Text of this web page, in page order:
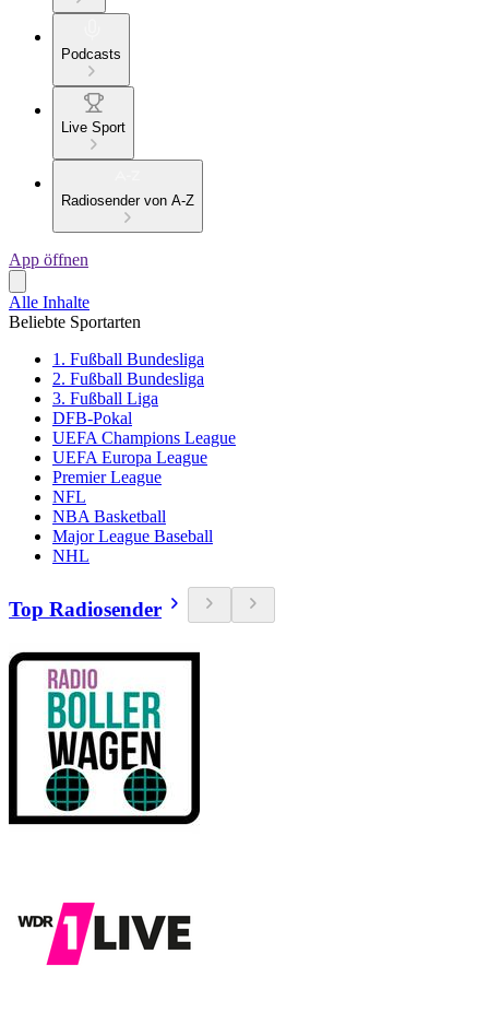
Podcasts
Live Sport
Radiosender von A-Z
App öffnen
Alle Inhalte
Beliebte Sportarten
1. Fußball Bundesliga
2. Fußball Bundesliga
3. Fußball Liga
DFB-Pokal
UEFA Champions League
UEFA Europa League
Premier League
NFL
NBA Basketball
Major League Baseball
NHL
Top Radiosender